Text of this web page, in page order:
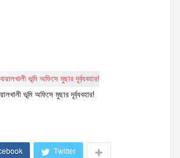
ভূমি অফিসে মুছার দূর্ব্যবহার!
Twitter